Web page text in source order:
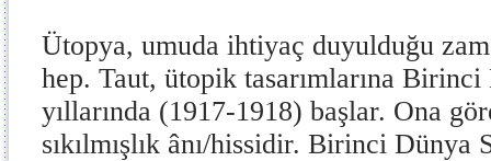
Ütopya, umuda ihtiyaç duyulduğu
hep. Taut, ütopik tasarımlarına Birinci
yıllarında (1917-1918) başlar. Ona
sıkılmışlık ânı/hissidir. Birinci Dünya